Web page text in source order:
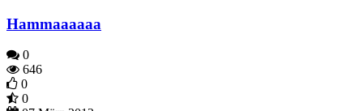
Hammaaaaaa
0
646
0
0